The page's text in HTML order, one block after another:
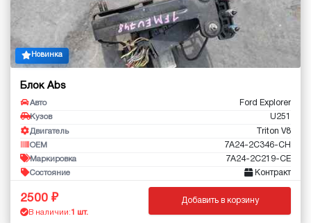
Новинка
Блок Abs
Авто Ford Explorer
Кузов U251
Двигатель Triton V8
OEM 7A24-2C346-CH
Маркировка 7A24-2C219-CE
Состояние Контракт
2500
В наличии: 1 шт.
Добавить в корзину